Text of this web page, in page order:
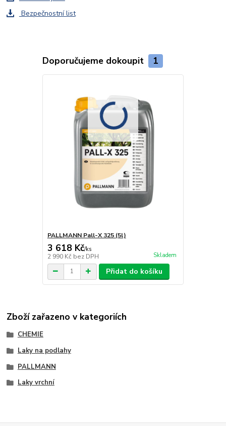
Bezpečnostní list
Doporučujeme dokoupit 1
PALLMANN Pall-X 325 (5l)
3 618 Kč/ks
2 990 Kč bez DPH Skladem
Přidat do košíku
Zboží zařazeno v kategoriích
CHEMIE
Laky na podlahy
PALLMANN
Laky vrchní